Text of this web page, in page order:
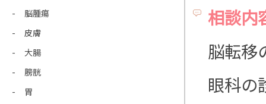
相談内
脳転移
眼科の
脳腫瘍
皮膚
大腸
膀胱
胃